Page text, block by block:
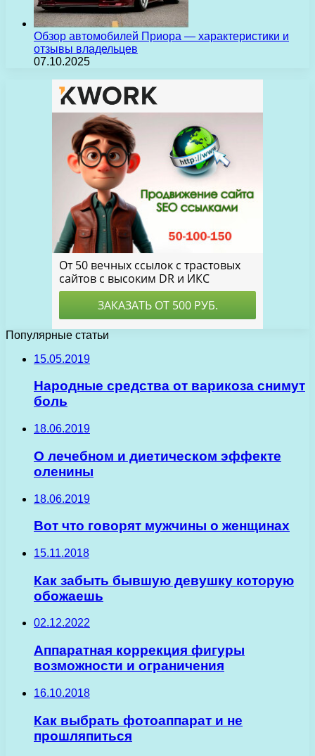
Обзор автомобилей Приора — характеристики и
отзывы владельцев
07.10.2025
Популярные статьи
15.05.2019
Народные средства от варикоза снимут
боль
18.06.2019
О лечебном и диетическом эффекте
оленины
18.06.2019
Вот что говорят мужчины о женщинах
15.11.2018
Как забыть бывшую девушку которую
обожаешь
02.12.2022
Аппаратная коррекция фигуры
возможности и ограничения
16.10.2018
Как выбрать фотоаппарат и не
прошляпиться